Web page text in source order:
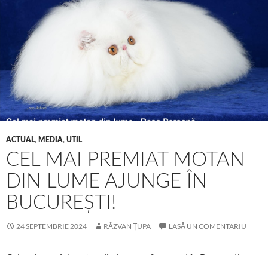
ACTUAL, MEDIA, UTIL
CEL MAI PREMIAT MOTAN
DIN LUME AJUNGE ÎN
BUCUREȘTI!
24 SEPTEMBRIE 2024 RĂZVAN ȚUPA LASĂ UN COMENTARIU